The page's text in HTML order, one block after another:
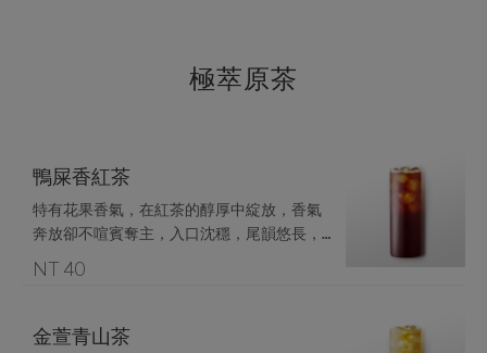
極萃原茶
鴨屎香紅茶
特有花果香氣，在紅茶的醇厚中綻放，香氣
奔放卻不喧賓奪主，入口沈穩，尾韻悠長，
NT 40
金萱青山茶